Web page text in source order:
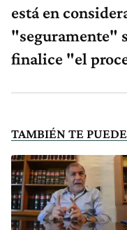
está en
"seguramente"
finalice "el
TAMBIÉN TE